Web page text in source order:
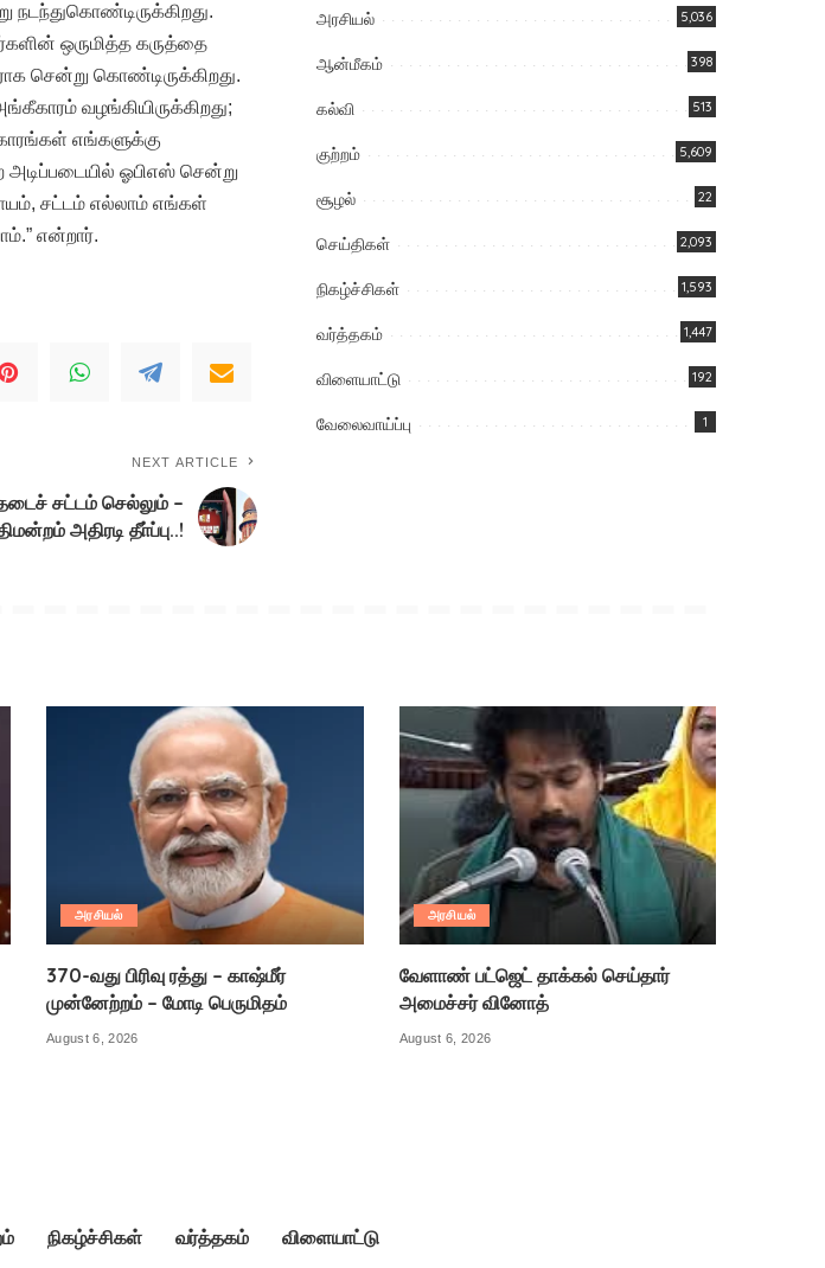
நடந்துகொண்டிருக்கிறது.
ஒருமித்த கருத்தை
சென்று கொண்டிருக்கிறது.
வழங்கியிருக்கிறது;
எங்களுக்கு
ஓபிஎஸ் சென்று
சட்டம் எல்லாம் எங்கள்
என்றார்.
NEXT ARTICLE
சட்டம் செல்லும் –
அதிரடி தீா்ப்பு..!
அரசியல் 5,036
ஆன்மீகம் 398
கல்வி 513
குற்றம் 5,609
சூழல் 22
செய்திகள் 2,093
நிகழ்ச்சிகள் 1,593
வர்த்தகம் 1,447
விளையாட்டு 192
வேலைவாய்ப்பு 1
அரசியல்
370-வது பிரிவு ரத்து – காஷ்மீர்
முன்னேற்றம் – மோடி பெருமிதம்
August 6, 2026
அரசியல்
வேளாண் பட்ஜெட் தாக்கல் செய்தார்
அமைச்சர் வினோத்
August 6, 2026
நிகழ்ச்சிகள் வர்த்தகம் விளையாட்டு